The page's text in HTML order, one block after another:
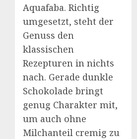
Aquafaba. Richtig
umgesetzt, steht der
Genuss den
klassischen
Rezepturen in nichts
nach. Gerade dunkle
Schokolade bringt
genug Charakter mit,
um auch ohne
Milchanteil cremig zu